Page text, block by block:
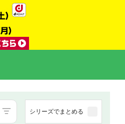
シリーズでまとめる